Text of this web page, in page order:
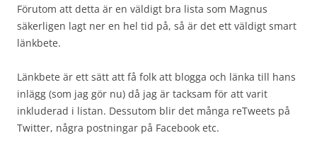
Förutom att detta är en väldigt bra lista som Magnus
säkerligen lagt ner en hel tid på, så är det ett väldigt smart
länkbete.
Länkbete är ett sätt att få folk att blogga och länka till hans
inlägg (som jag gör nu) då jag är tacksam för att varit
inkluderad i listan. Dessutom blir det många reTweets på
Twitter, några postningar på Facebook etc.